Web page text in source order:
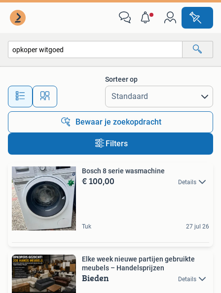
Alle afstanden…
Sorteer op
Bewaar je zoekopdracht
Filters
Bosch 8 serie wasmachine
€ 100,00 Details
Tuk 27 jul 26
Elke week nieuwe partijen gebruikte
meubels – Handelsprijzen
Bieden Details